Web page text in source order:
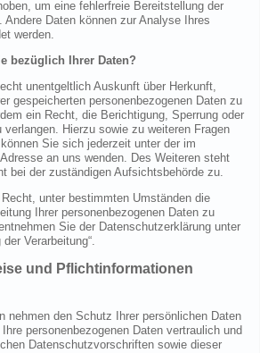
um eine fehlerfreie Bereitstellung der
Daten können zur Analyse Ihres
werden.
bezüglich Ihrer Daten?
unentgeltlich Auskunft über Herkunft,
gespeicherten personenbezogenen Daten zu
ein Recht, die Berichtigung, Sperrung oder
Hierzu sowie zu weiteren Fragen
Sie sich jederzeit unter der im
an uns wenden. Des Weiteren steht
bei der zuständigen Aufsichtsbehörde zu.
unter bestimmten Umständen die
Ihrer personenbezogenen Daten zu
Sie der Datenschutzerklärung unter
Verarbeitung“.
und Pflichtinformationen
nehmen den Schutz Ihrer persönlichen Daten
personenbezogenen Daten vertraulich und
Datenschutzvorschriften sowie dieser